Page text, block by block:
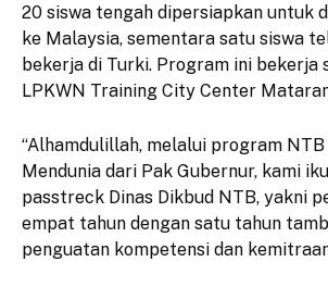
20 siswa tengah dipersiapkan untuk
ke Malaysia, sementara satu siswa
bekerja di Turki. Program ini bekerja
LPKWN Training City Center
“Alhamdulillah, melalui program
Mendunia dari Pak Gubernur, kami
passtreck Dinas Dikbud NTB, yakni
empat tahun dengan satu tahun
penguatan kompetensi dan